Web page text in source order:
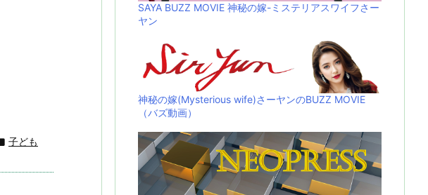
子ども
SAYA BUZZ MOVIE 神秘の嫁-ミステリアスワイフさー
ヤン
神秘の嫁(Mysterious wife)さーヤンのBUZZ MOVIE
（バズ動画）